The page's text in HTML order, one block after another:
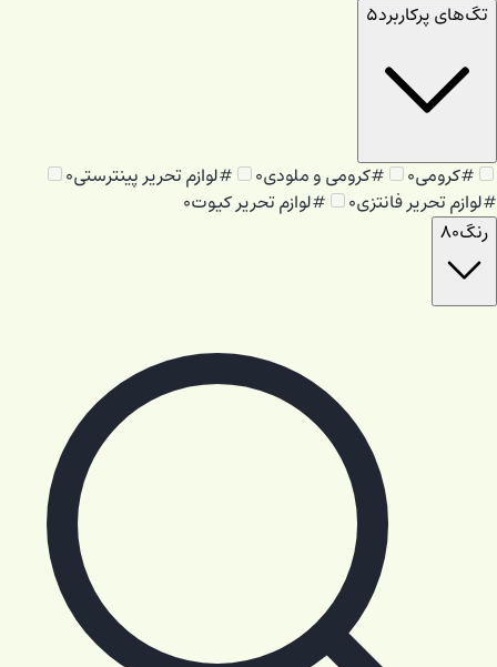
تگ‌های پرکاربرد۵
#کرومی۰ #کرومی و ملودی۰ #لوازم تحریر پینترستی۰
#لوازم تحریر فانتزی۰ #لوازم تحریر کیوت۰
رنگ۸۰